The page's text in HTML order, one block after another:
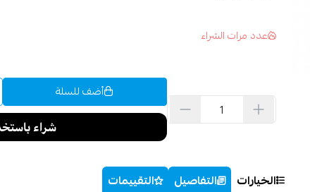
عدد مرات الشراء
أضف للسلة
الخيارات التفاصيل التقييمات